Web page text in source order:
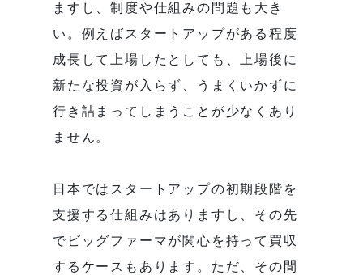
ますし、制度や仕組みの問題も大き
い。例えばスタートアップがある程度
成長して上場したとしても、上場後に
新たな投資が入らず、うまくいかずに
行き詰まってしまうことが少なくあり
ません。
日本ではスタートアップの初期段階を
支援する仕組みはありますし、その先
でビッグファーマが関心を持って買収
するケースもあります。ただ、その間